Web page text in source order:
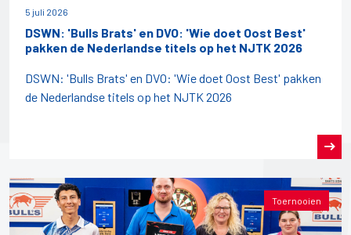
5 juli 2026
DSWN: 'Bulls Brats' en DVO: 'Wie doet Oost Best'
pakken de Nederlandse titels op het NJTK 2026
DSWN: 'Bulls Brats' en DVO: 'Wie doet Oost Best' pakken
de Nederlandse titels op het NJTK 2026
Toernooien